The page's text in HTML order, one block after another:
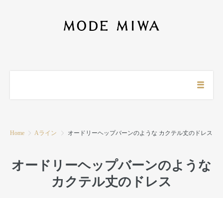
Home Aライン オードリーヘップバーンのような カクテル丈のドレス
オードリーヘップバーンのような
カクテル丈のドレス